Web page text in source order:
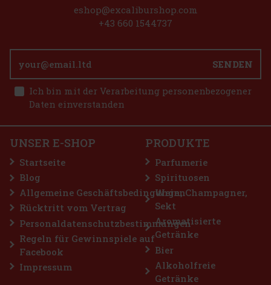
AUF LAGER (> 5 st)
Traubengeschmack, der eine elegante Lösung für alle
Gelegenheiten bietet, bei denen Sie alkoholfrei bleiben und
dennoch den Geschmack von echtem Sekt genießen möchten. Ob
Sie Auto fahren, ein Ba
Bestellen
SENDEN
Ich bin mit der Verarbeitung personenbezogener
Daten einverstanden
eshop@excaliburshop.com
+43 660 1544737
UNSER E-SHOP
Startseite
Blog
Allgemeine Geschäftsbedingungen
Rücktritt vom Vertrag
Personaldatenschutzbestimmungen
Regeln für Gewinnspiele auf
Facebook
Impressum
PRODUKTE
Parfumerie
Spirituosen
Wein, Champagner,
Sekt
Aromatisierte
Getränke
Bier
Alkoholfreie
Getränke